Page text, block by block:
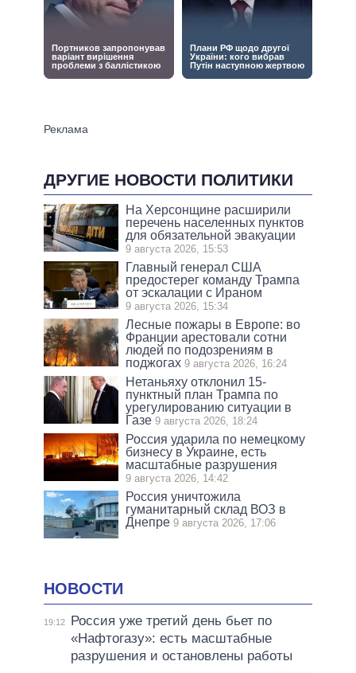
ДРУГИЕ НОВОСТИ ПОЛИТИКИ
На Херсонщине расширили
перечень населенных пунктов
для обязательной эвакуации
9 августа 2026, 15:53
Главный генерал США
предостерег команду Трампа
от эскалации с Ираном
9 августа 2026, 15:34
Лесные пожары в Европе: во
Франции арестовали сотни
людей по подозрениям в
поджогах 9 августа 2026, 16:24
Нетаньяху отклонил 15-
пунктный план Трампа по
урегулированию ситуации в
Газе 9 августа 2026, 18:24
Россия ударила по немецкому
бизнесу в Украине, есть
масштабные разрушения
9 августа 2026, 14:42
Россия уничтожила
гуманитарный склад ВОЗ в
Днепре 9 августа 2026, 17:06
НОВОСТИ
19:12
Россия уже третий день бьет по
«Нафтогазу»: есть масштабные
разрушения и остановлены работы